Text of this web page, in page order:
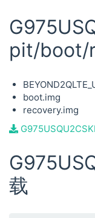
pit/boot/
boot.img
recovery.img
载